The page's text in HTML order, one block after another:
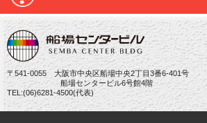
〒541-0055 大阪市中央区船場中央2丁目3番6-401号
船場センタービル6号館4階
TEL:(06)6281-4500(代表)